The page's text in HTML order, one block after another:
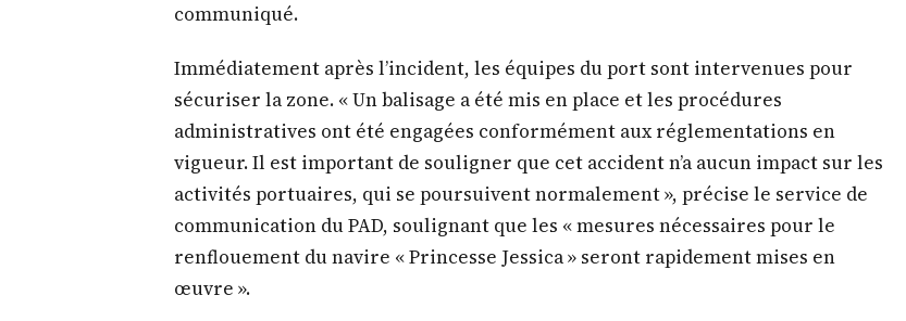
communiqué.
Immédiatement après l’incident, les équipes du port sont intervenues pour
sécuriser la zone. « Un balisage a été mis en place et les procédures
administratives ont été engagées conformément aux réglementations en
vigueur. Il est important de souligner que cet accident n’a aucun impact sur les
activités portuaires, qui se poursuivent normalement », précise le service de
communication du PAD, soulignant que les « mesures nécessaires pour le
renflouement du navire « Princesse Jessica » seront rapidement mises en
œuvre ».